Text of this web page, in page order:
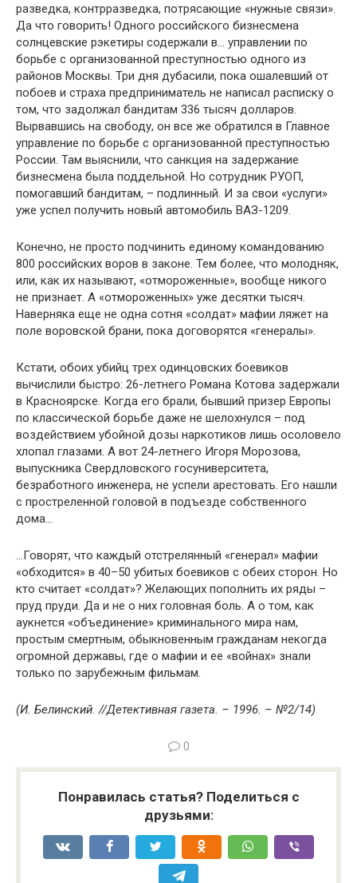
разведка, контрразведка, потрясающие «нужные связи».
Да что говорить! Одного российского бизнесмена
солнцевские рэкетиры содержали в… управлении по
борьбе с организованной преступностью одного из
районов Москвы. Три дня дубасили, пока ошалевший от
побоев и страха предприниматель не написал расписку о
том, что задолжал бандитам 336 тысяч долларов.
Вырвавшись на свободу, он все же обратился в Главное
управление по борьбе с организованной преступностью
России. Там выяснили, что санкция на задержание
бизнесмена была поддельной. Но сотрудник РУОП,
помогавший бандитам, – подлинный. И за свои «услуги»
уже успел получить новый автомобиль ВАЗ-1209.
Конечно, не просто подчинить единому командованию
800 российских воров в законе. Тем более, что молодняк,
или, как их называют, «отмороженные», вообще никого
не признает. А «отмороженных» уже десятки тысяч.
Наверняка еще не одна сотня «солдат» мафии ляжет на
поле воровской брани, пока договорятся «генералы».
Кстати, обоих убийц трех одинцовских боевиков
вычислили быстро: 26-летнего Романа Котова задержали
в Красноярске. Когда его брали, бывший призер Европы
по классической борьбе даже не шелохнулся – под
воздействием убойной дозы наркотиков лишь осоловело
хлопал глазами. А вот 24-летнего Игоря Морозова,
выпускника Свердловского госуниверситета,
безработного инженера, не успели арестовать. Его нашли
с простреленной головой в подъезде собственного
дома…
…Говорят, что каждый отстрелянный «генерал» мафии
«обходится» в 40–50 убитых боевиков с обеих сторон. Но
кто считает «солдат»? Желающих пополнить их ряды –
пруд пруди. Да и не о них головная боль. А о том, как
аукнется «объединение» криминального мира нам,
простым смертным, обыкновенным гражданам некогда
огромной державы, где о мафии и ее «войнах» знали
только по зарубежным фильмам.
(И. Белинский. //Детективная газета. – 1996. – №2/14)
0
Понравилась статья? Поделиться с
друзьями: